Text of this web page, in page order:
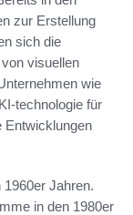
zur Erstellung
sich die
visuellen
wie
technologie für
Entwicklungen
Jahren.
in den 1980er